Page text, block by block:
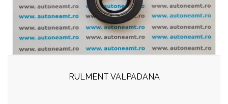
RULMENT VALPADANA